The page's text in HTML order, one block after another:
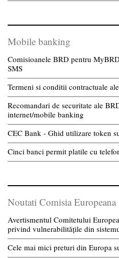
Mobile banking
Comisioanele BRD pentru
SMS
Termeni si conditii contractuale
Recomandari de securitate ale
internet/mobile banking
CEC Bank - Ghid utilizare token
Cinci banci permit platile cu
Noutati Comisia Europeana
Avertismentul Comitetului
privind vulnerabilitățile din
Cele mai mici preturi din Europa